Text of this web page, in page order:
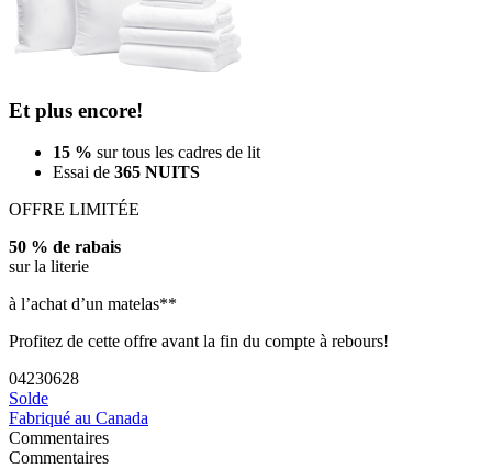
Et plus encore!
15 % sur tous les cadres de lit
Essai de 365 NUITS
OFFRE LIMITÉE
50 % de rabais
sur la literie
à l’achat d’un matelas**
Profitez de cette offre avant la fin du compte à rebours!
04230626
Solde
Fabriqué au Canada
Commentaires
Commentaires